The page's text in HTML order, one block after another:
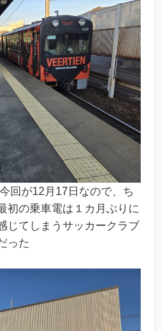
回が12月17日なので、ち
初の乗車電は１カ月ぶりに
じてしまうサッカークラブ
った